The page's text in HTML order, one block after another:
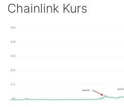
Chainlink Kurs